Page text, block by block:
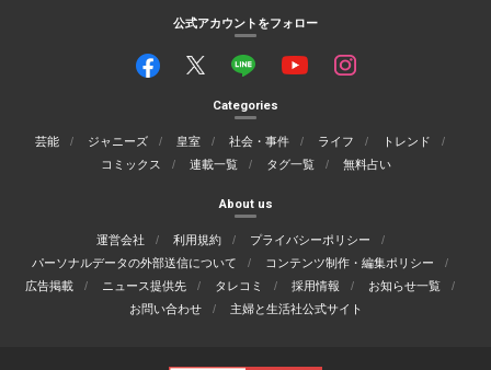
公式アカウントをフォロー
Categories
芸能 ジャニーズ 皇室 社会・事件 ライフ
トレンド
コミックス
連載一覧 タグ一覧 無料占い
About us
運営会社 利用規約
プライバシーポリシー
パーソナルデータの外部送信について
コンテンツ制作・編集ポリシー
広告掲載
ニュース提供先 タレコミ 採用情報
お知らせ一覧
お問い合わせ
主婦と生活社公式サイト